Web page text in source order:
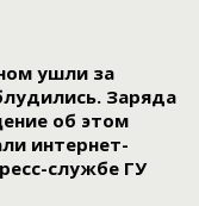
ушли за
Заряда
об этом
интернет-
службе ГУ